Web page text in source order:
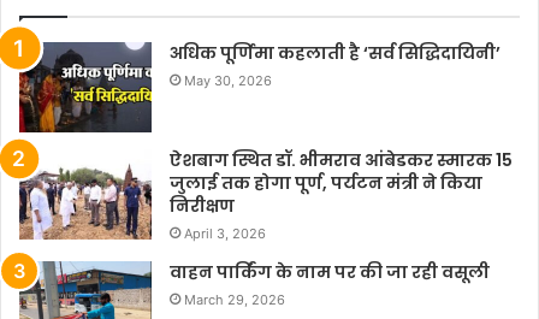
अधिक पूर्णिमा कहलाती है ‘सर्व सिद्धिदायिनी’
May 30, 2026
ऐशबाग स्थित डॉ. भीमराव आंबेडकर स्मारक 15
जुलाई तक होगा पूर्ण, पर्यटन मंत्री ने किया
निरीक्षण
April 3, 2026
वाहन पार्किंग के नाम पर की जा रही वसूली
March 29, 2026